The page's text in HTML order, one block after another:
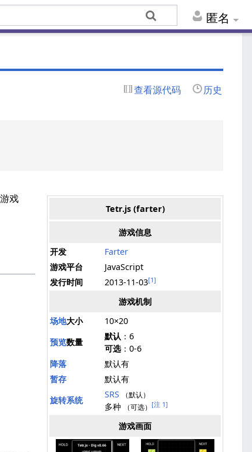
匿名
查看源代码 历史
Tetr.js (farter)
游戏信息
开发
Farter
游戏平台
JavaScript
发行时间
2013-11-03[1]
游戏机制
场地大小
10×20
预览数量
默认 ：6
可选：0-6
降落
默认有
暂存
默认有
旋转系统
SRS （默认）
多种 （可选） [注 1]
游戏画面
戏